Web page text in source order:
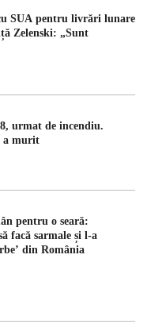
SUA pentru livrări lunare
Zelenski: „Sunt
urmat de incendiu.
a murit
pentru o seară:
facă sarmale și l-a
din România